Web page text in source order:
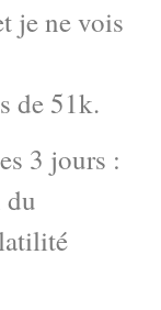
je ne vois
de 51k.
3 jours :
du